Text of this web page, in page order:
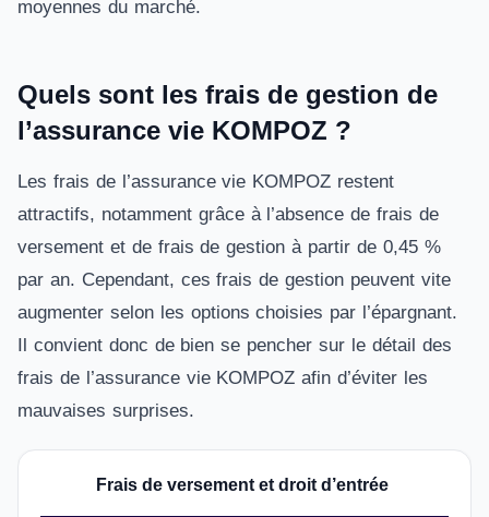
moyennes du marché.
Quels sont les frais de gestion de
l’assurance vie KOMPOZ ?
Les frais de l’assurance vie KOMPOZ restent
attractifs, notamment grâce à l’absence de frais de
versement et de frais de gestion à partir de 0,45 %
par an. Cependant, ces frais de gestion peuvent vite
augmenter selon les options choisies par l’épargnant.
Il convient donc de bien se pencher sur le détail des
frais de l’assurance vie KOMPOZ afin d’éviter les
mauvaises surprises.
Frais de versement et droit d’entrée